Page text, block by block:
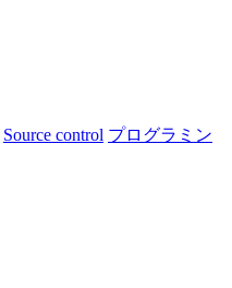
Source control プログラミン